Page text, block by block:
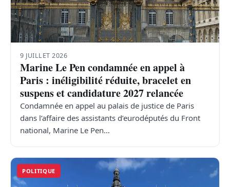
9 JUILLET 2026
Marine Le Pen condamnée en appel à
Paris : inéligibilité réduite, bracelet en
suspens et candidature 2027 relancée
Condamnée en appel au palais de justice de Paris
dans l’affaire des assistants d’eurodéputés du Front
national, Marine Le Pen…
POLITIQUE